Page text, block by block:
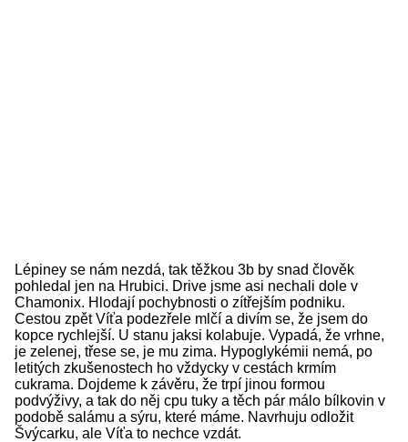
Lépiney se nám nezdá, tak těžkou 3b by snad člověk
pohledal jen na Hrubici. Drive jsme asi nechali dole v
Chamonix. Hlodají pochybnosti o zítřejším podniku.
Cestou zpět Víťa podezřele mlčí a divím se, že jsem do
kopce rychlejší. U stanu jaksi kolabuje. Vypadá, že vrhne,
je zelenej, třese se, je mu zima. Hypoglykémii nemá, po
letitých zkušenostech ho vždycky v cestách krmím
cukrama. Dojdeme k závěru, že trpí jinou formou
podvýživy, a tak do něj cpu tuky a těch pár málo bílkovin v
podobě salámu a sýru, které máme. Navrhuju odložit
Švýcarku, ale Víťa to nechce vzdát.